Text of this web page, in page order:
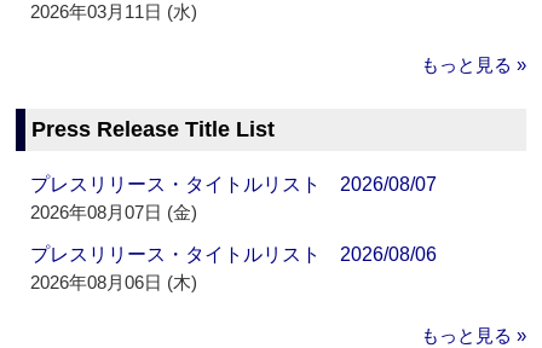
2026年03月11日 (水)
もっと見る »
Press Release Title List
プレスリリース・タイトルリスト 2026/08/07
2026年08月07日 (金)
プレスリリース・タイトルリスト 2026/08/06
2026年08月06日 (木)
もっと見る »